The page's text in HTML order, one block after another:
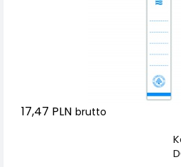
17,47 PLN brutto